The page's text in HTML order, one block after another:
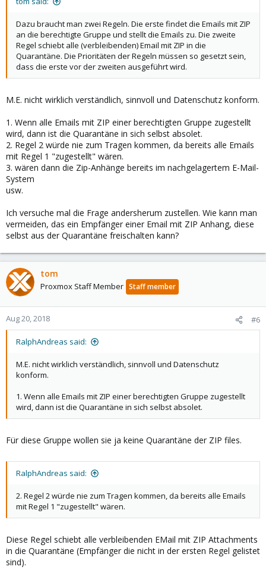
Dazu braucht man zwei Regeln. Die erste findet die Emails mit ZIP
an die berechtigte Gruppe und stellt die Emails zu. Die zweite
Regel schiebt alle (verbleibenden) Email mit ZIP in die
Quarantäne. Die Prioritäten der Regeln müssen so gesetzt sein,
dass die erste vor der zweiten ausgeführt wird.
M.E. nicht wirklich verständlich, sinnvoll und Datenschutz konform.
1. Wenn alle Emails mit ZIP einer berechtigten Gruppe zugestellt
wird, dann ist die Quarantäne in sich selbst absolet.
2. Regel 2 würde nie zum Tragen kommen, da bereits alle Emails
mit Regel 1 "zugestellt" wären.
3. wären dann die Zip-Anhänge bereits im nachgelagertem E-Mail-
System
usw.
Ich versuche mal die Frage andersherum zustellen. Wie kann man
vermeiden, das ein Empfänger einer Email mit ZIP Anhang, diese
selbst aus der Quarantäne freischalten kann?
tom
Proxmox Staff Member Staff member
Aug 20, 2018 #6
RalphAndreas said:
M.E. nicht wirklich verständlich, sinnvoll und Datenschutz
konform.
1. Wenn alle Emails mit ZIP einer berechtigten Gruppe zugestellt
wird, dann ist die Quarantäne in sich selbst absolet.
Für diese Gruppe wollen sie ja keine Quarantäne der ZIP files.
RalphAndreas said:
2. Regel 2 würde nie zum Tragen kommen, da bereits alle Emails
mit Regel 1 "zugestellt" wären.
Diese Regel schiebt alle verbleibenden EMail mit ZIP Attachments
in die Quarantäne (Empfänger die nicht in der ersten Regel gelistet
sind).